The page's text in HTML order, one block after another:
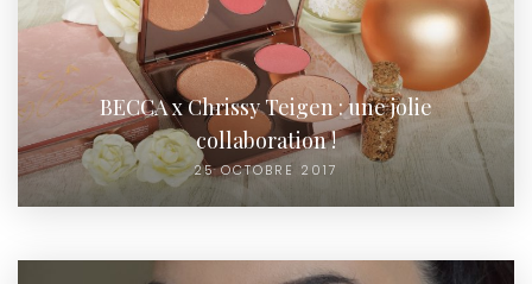
BECCA x Chrissy Teigen : une jolie
collaboration !
25 OCTOBRE 2017